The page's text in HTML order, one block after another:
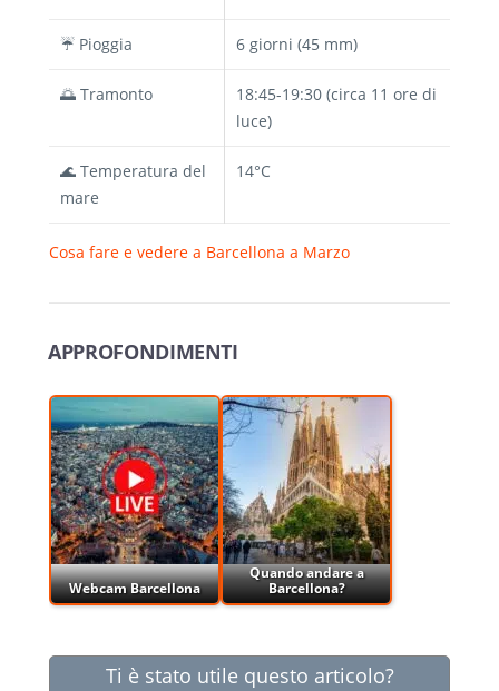
☔ Pioggia 6 giorni (45 mm)
🌅 Tramonto
18:45-19:30 (circa 11 ore di
luce)
🌊 Temperatura del
mare
14°C
Cosa fare e vedere a Barcellona a Marzo
APPROFONDIMENTI
Webcam Barcellona
Quando andare a
Barcellona?
Ti è stato utile questo articolo?